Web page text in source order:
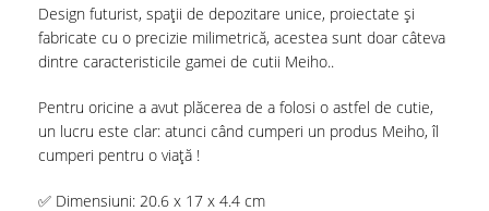
Design futurist, spații de depozitare unice, proiectate și
fabricate cu o precizie milimetrică, acestea sunt doar câteva
dintre caracteristicile gamei de cutii Meiho..
Pentru oricine a avut plăcerea de a folosi o astfel de cutie,
un lucru este clar: atunci când cumperi un produs Meiho, îl
cumperi pentru o viață !
✅ Dimensiuni: 20.6 x 17 x 4.4 cm